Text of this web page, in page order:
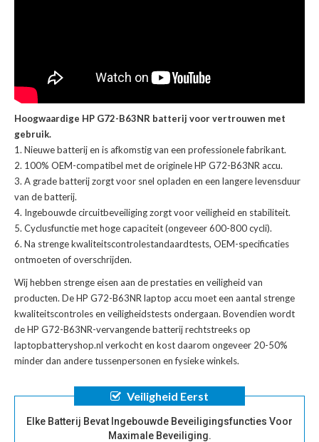
Hoogwaardige HP G72-B63NR batterij voor vertrouwen met
gebruik.
Nieuwe batterij en is afkomstig van een professionele fabrikant.
100% OEM-compatibel met deoriginele HP G72-B63NR accu.
A grade batterij zorgt voor snel opladen en een langere levensduur
van de batterij.
Ingebouwde circuitbeveiliging zorgt voor veiligheid en stabiliteit.
Cyclusfunctie met hoge capaciteit (ongeveer 600-800 cycli).
Na strenge kwaliteitscontrolestandaardtests, OEM-specificaties
ontmoeten of overschrijden.
Wij hebben strenge eisen aan de prestaties en veiligheid van
producten. DeHP G72-B63NR laptop accu moet een aantal strenge
kwaliteitscontroles en veiligheidstests ondergaan. Bovendien wordt
deHP G72-B63NR-vervangende batterijrechtstreeks op
laptopbatteryshop.nl verkocht en kost daarom ongeveer 20-50%
minder dan andere tussenpersonen en fysieke winkels.
Veiligheid Eerst
Elke Batterij Bevat Ingebouwde Beveiligingsfuncties Voor
Maximale Beveiliging.